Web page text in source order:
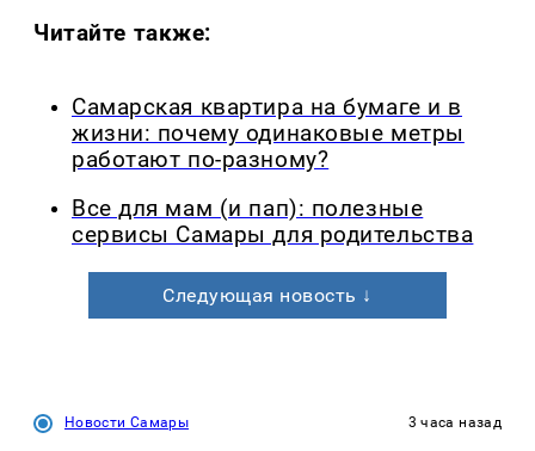
Читайте также:
Самарская квартира на бумаге и в
жизни: почему одинаковые метры
работают по-разному?
Все для мам (и пап): полезные
сервисы Самары для родительства
Следующая новость ↓
Новости Самары 3 часа назад